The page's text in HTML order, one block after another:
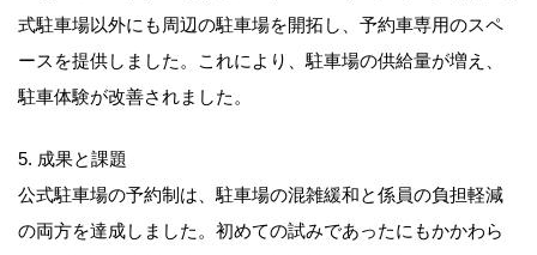
式駐車場以外にも周辺の駐車場を開拓し、予約車専用のスペ
ースを提供しました。これにより、駐車場の供給量が増え、
駐車体験が改善されました。
5. 成果と課題
公式駐車場の予約制は、駐車場の混雑緩和と係員の負担軽減
の両方を達成しました。初めての試みであったにもかかわら